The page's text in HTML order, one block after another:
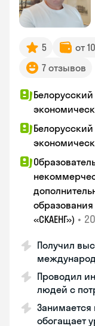
5 от
7 отзывов
образования
«СКАЕНГ») •
Получил
Проводил
людей с
Занимается
обогащает